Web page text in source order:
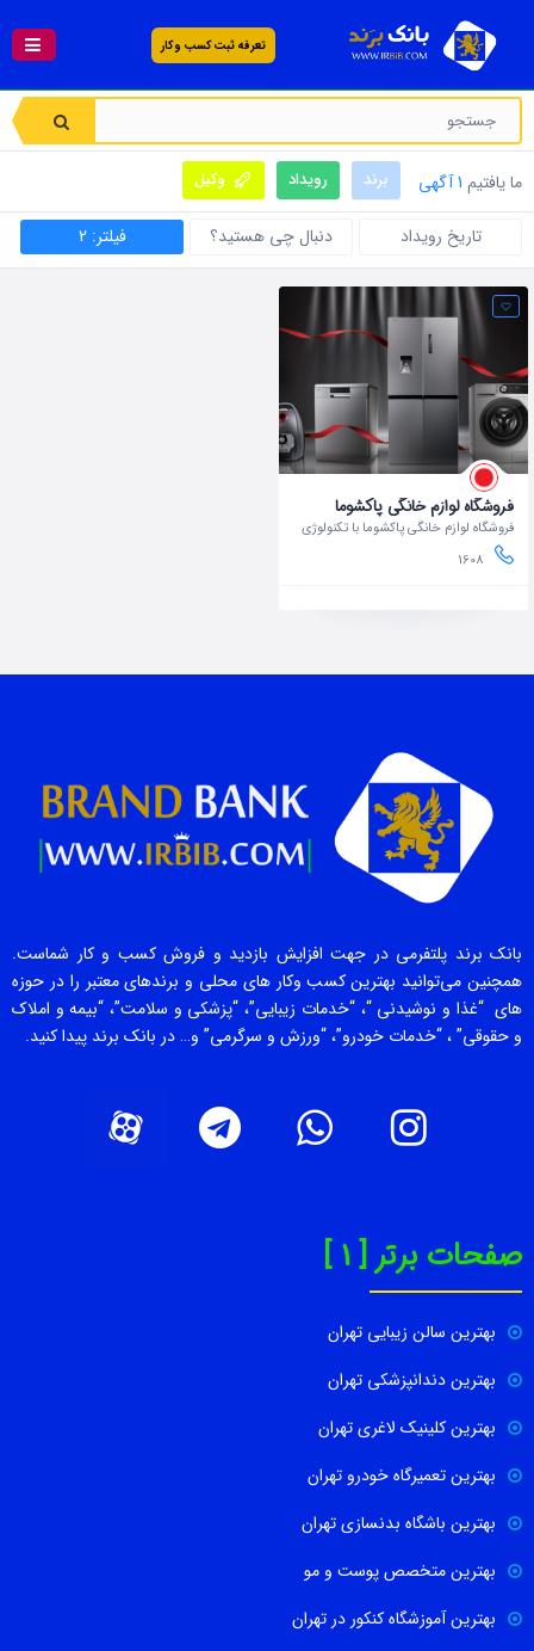
تعرفه ثبت کسب و کار
ما یافتیم1 آگهی برند رویداد وکیل
تاریخ رویداد دنبال چی هستید؟ فیلتر: 2
فروشگاه لوازم خانگی پاکشوما
فروشگاه لوازم خانگی پاکشوما با تکنولوژی
1608
بانک برند پلتفرمی در جهت افزایش بازدید و فروش کسب و کار شماست.
همچنین می‌توانید بهترین کسب وکار های محلی و برندهای معتبر را در حوزه
های “غذا و نوشیدنی “، “خدمات زیبایی”، “پزشکی و سلامت”، “بیمه و املاک
و حقوقی” ، “خدمات خودرو”، “ورزش و سرگرمی” و… در بانک برند پیدا کنید.
صفحات برتر [ 1 ]
بهترین سالن زیبایی تهران
بهترین دندانپزشکی تهران
بهترین کلینیک لاغری تهران
بهترین تعمیرگاه خودرو تهران
بهترین باشگاه بدنسازی تهران
بهترین متخصص پوست و مو
بهترین آموزشگاه کنکور در تهران